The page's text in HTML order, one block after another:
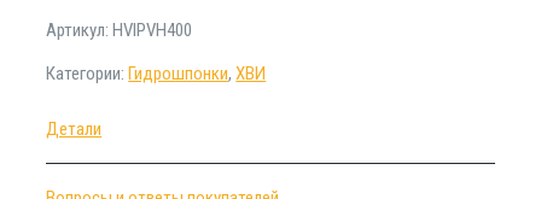
Артикул:HVIPVH400
Категории:Гидрошпонки,ХВИ
Детали